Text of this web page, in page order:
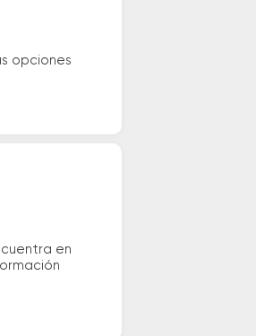
opciones
en